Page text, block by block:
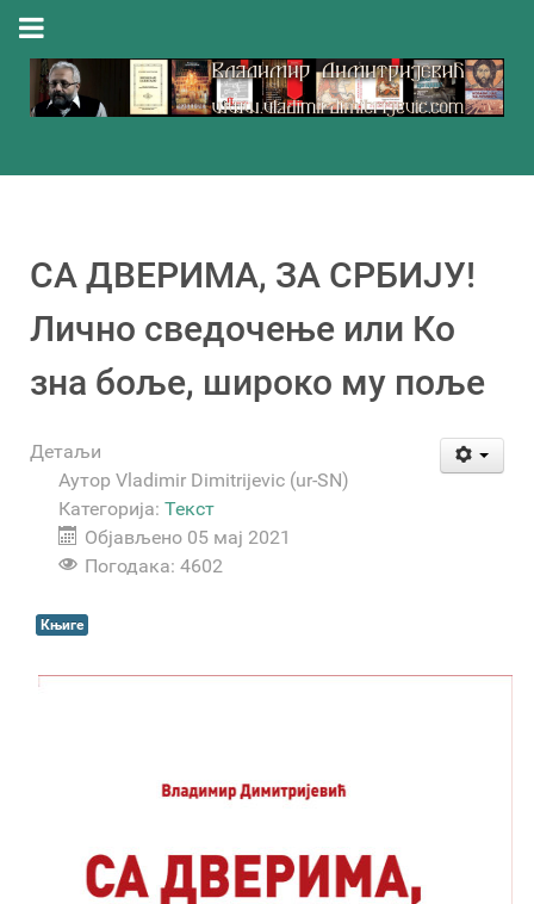
СА ДВЕРИМА, ЗА СРБИЈУ!
Лично сведочење или Ко
зна боље, широко му поље
Детаљи
Аутор Vladimir Dimitrijevic (ur-SN)
Категорија: Текст
Објављено 05 мај 2021
Погодака: 4602
Књиге